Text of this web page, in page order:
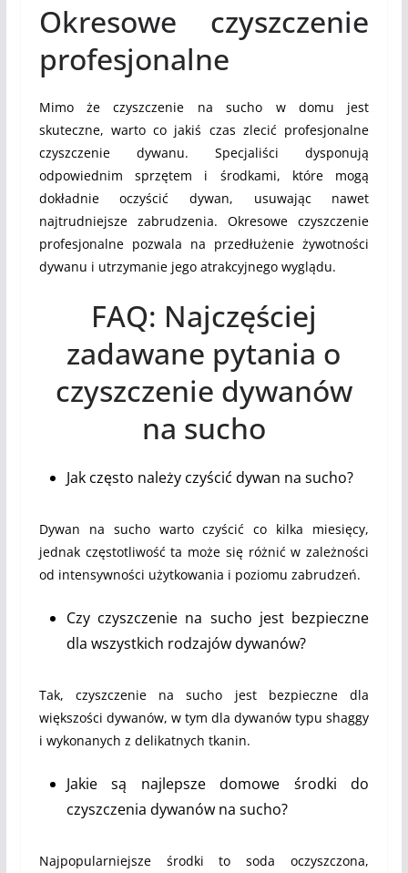
Okresowe czyszczenie
profesjonalne
Mimo że czyszczenie na sucho w domu jest
skuteczne, warto co jakiś czas zlecić profesjonalne
czyszczenie dywanu. Specjaliści dysponują
odpowiednim sprzętem i środkami, które mogą
dokładnie oczyścić dywan, usuwając nawet
najtrudniejsze zabrudzenia. Okresowe czyszczenie
profesjonalne pozwala na przedłużenie żywotności
dywanu i utrzymanie jego atrakcyjnego wyglądu.
FAQ: Najczęściej
zadawane pytania o
czyszczenie dywanów
na sucho
Jak często należy czyścić dywan na sucho?
Dywan na sucho warto czyścić co kilka miesięcy,
jednak częstotliwość ta może się różnić w zależności
od intensywności użytkowania i poziomu zabrudzeń.
Czy czyszczenie na sucho jest bezpieczne
dla wszystkich rodzajów dywanów?
Tak, czyszczenie na sucho jest bezpieczne dla
większości dywanów, w tym dla dywanów typu shaggy
i wykonanych z delikatnych tkanin.
Jakie są najlepsze domowe środki do
czyszczenia dywanów na sucho?
Najpopularniejsze środki to soda oczyszczona,